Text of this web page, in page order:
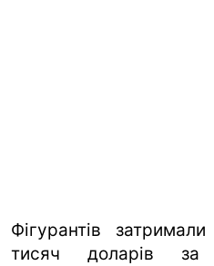
Фігурантів
тисяч доларів за